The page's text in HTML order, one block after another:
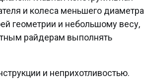
и колеса меньшего диаметра
геометрии и небольшому весу,
райдерам выполнять
и неприхотливостью.